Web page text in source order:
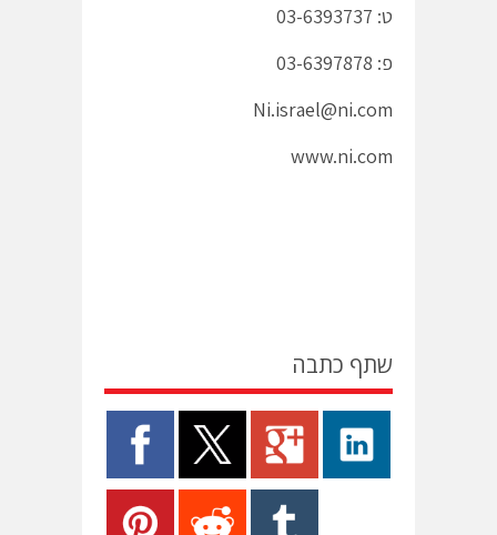
ט: 03-6393737
פ: 03-6397878
Ni.israel@ni.com
www.ni.com
שתף כתבה